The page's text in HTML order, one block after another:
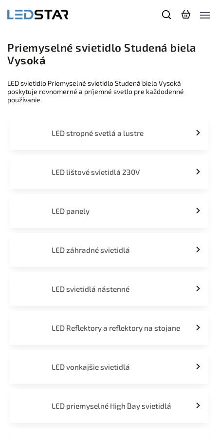
Priemyselné svietidlo Studená biela
Vysoká
LED svietidlo Priemyselné svietidlo Studená biela Vysoká
poskytuje rovnomerné a príjemné svetlo pre každodenné
používanie.
LED stropné svetlá a lustre
LED lištové svietidlá 230V
LED panely
LED záhradné svietidlá
LED svietidlá nástenné
LED Reflektory a reflektory na stojane
LED vonkajšie svietidlá
LED priemyselné High Bay svietidlá